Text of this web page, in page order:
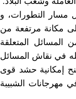
مسار التطورات، و
مكانة مرتفعة من
المتعلقة
في نقاش المسائل
إمكانية حشد قوى
مهرجانات الشبيبة